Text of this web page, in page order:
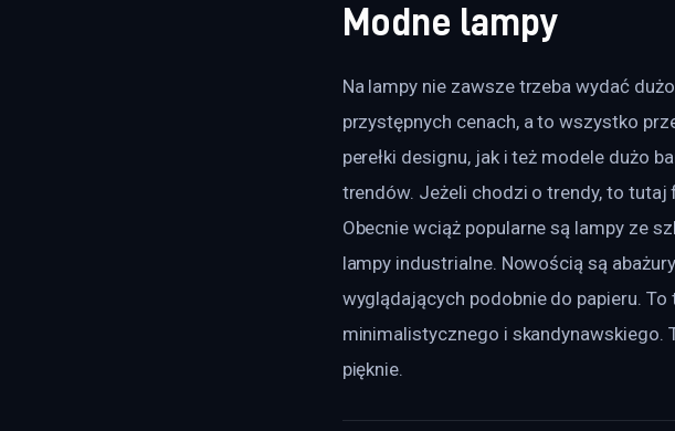
Modne lampy
Na lampy nie zawsze trzeba wydać
przystępnych cenach, a to wszystko
perełki designu, jak i też modele dużo
trendów. Jeżeli chodzi o trendy, to
Obecnie wciąż popularne są lampy ze
lampy industrialne. Nowością są
wyglądających podobnie do papieru.
minimalistycznego i skandynawskiego.
pięknie.